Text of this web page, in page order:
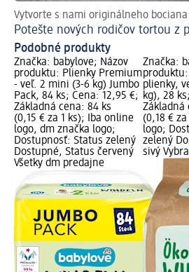
Vytvorte s nami originálneho
Potešte nových rodičov tortou z
Podobné produkty
Značka: babylove; Názov
produktu: Plienky Premium
- veľ. 2 mini (3-6 kg) Jumbo
Pack, 84 ks; Cena: 12,95 €;
Základná cena: 84 ks
(0,15 € za 1 ks); Iba online
logo, dm značka logo;
Dostupnosť: Status zelený
Dostupné, Status červený
Všetky dm predajne
Značka:
produktu:
plienky,
kg), 28
Základná
(0,18 €
logo;
zelený
sivý